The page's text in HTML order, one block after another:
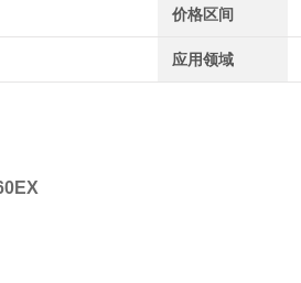
价格区间
应用领域